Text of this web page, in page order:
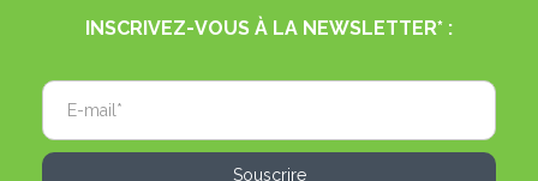
INSCRIVEZ-VOUS À LA NEWSLETTER* :